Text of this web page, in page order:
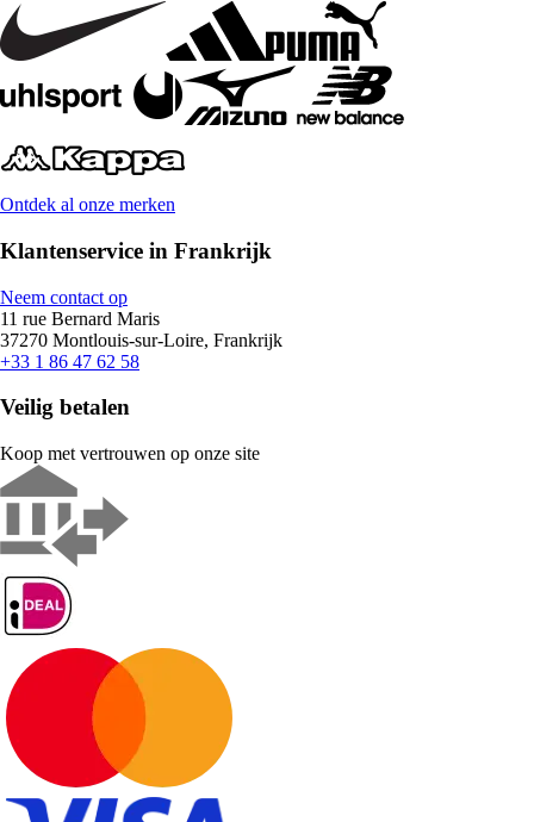
Ontdek al onze merken
Klantenservice in Frankrijk
Neem contact op
11 rue Bernard Maris
37270 Montlouis-sur-Loire, Frankrijk
+33 1 86 47 62 58
Veilig betalen
Koop met vertrouwen op onze site